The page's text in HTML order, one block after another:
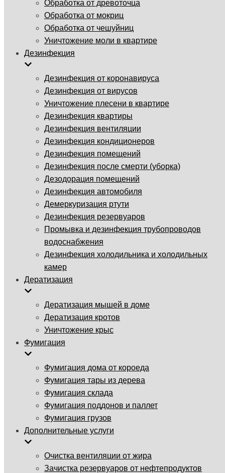
Обработка от древоточца
Обработка от мокриц
Обработка от чешуйниц
Уничтожение моли в квартире
Дезинфекция
Дезинфекция от коронавируса
Дезинфекция от вирусов
Уничтожение плесени в квартире
Дезинфекция квартиры
Дезинфекция вентиляции
Дезинфекция кондиционеров
Дезинфекция помещений
Дезинфекция после смерти (уборка)
Дезодорация помещений
Дезинфекция автомобиля
Демеркуризация ртути
Дезинфекция резервуаров
Промывка и дезинфекция трубопроводов
водоснабжения
Дезинфекция холодильника и холодильных
камер
Дератизация
Дератизация мышей в доме
Дератизация кротов
Уничтожение крыс
Фумигация
Фумигация дома от короеда
Фумигация тары из дерева
Фумигация склада
Фумигация поддонов и паллет
Фумигация грузов
Дополнительные услуги
Очистка вентиляции от жира
Зачистка резервуаров от нефтепродуктов